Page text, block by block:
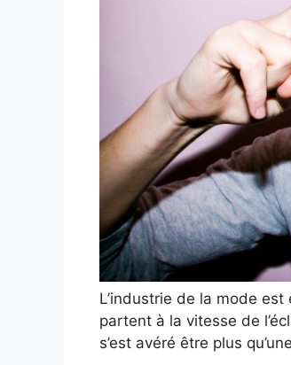
L’industrie de la mode
partent à la vitesse de
s’est avéré être plus